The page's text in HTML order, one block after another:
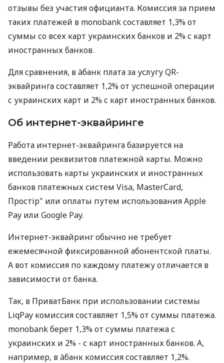
отзывы без участия официанта. Комиссия за прием
таких платежей в monobank составляет 1,3% от
суммы со всех карт украинских банков и 2% с карт
иностранных банков.
Для сравнения, в àбанк плата за услугу QR-
эквайринга составляет 1,2% от успешной операции
с украинских карт и 2% с карт иностранных банков.
Об интернет-эквайринге
Работа интернет-эквайринга базируется на
введении реквизитов платежной карты. Можно
использовать карты украинских и иностранных
банков платежных систем Visa, MasterCard,
Простір" или оплаты путем использования Apple
Pay или Google Pay.
Интернет-эквайринг обычно не требует
ежемесячной фиксированной абонентской платы.
А вот комиссия по каждому платежу отличается в
зависимости от банка.
Так, в ПриватБанк при использовании системы
LiqPay комиссия составляет 1,5% от суммы платежа.
monobank берет 1,3% от суммы платежа с
украинских и 2% - с карт иностранных банков. А,
например, в àбанк комиссия составляет 1,2%.